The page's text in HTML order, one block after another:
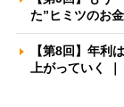
た”ヒミツのお
【第8回】年
上がっていく